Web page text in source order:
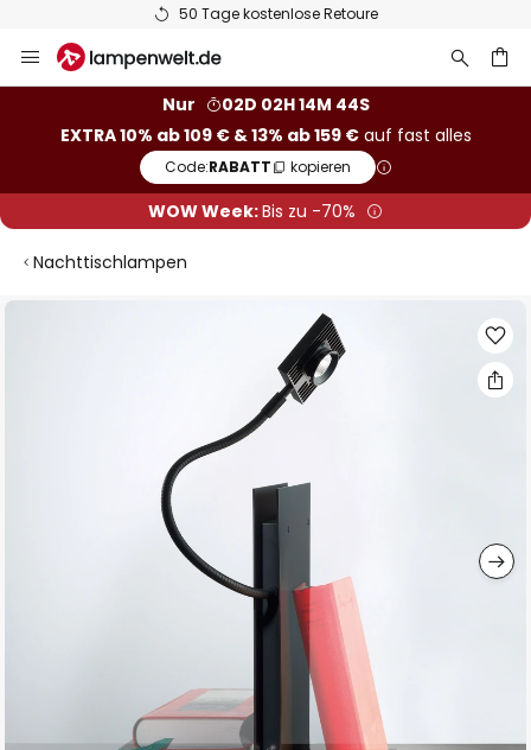
50 Tage kostenlose Retoure
Inhalt
Nur
02D 02H 14M 43S
EXTRA 10% ab 109 € & 13% ab 159 €auf fast alles
Code:RABATT kopieren
WOW Week:Bis zu -70%
Nachttischlampen
Zum